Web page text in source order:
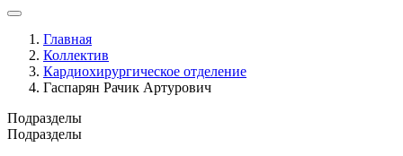
Главная
Коллектив
Кардиохирургическое отделение
Гаспарян Рачик Артурович
Подразделы
Подразделы